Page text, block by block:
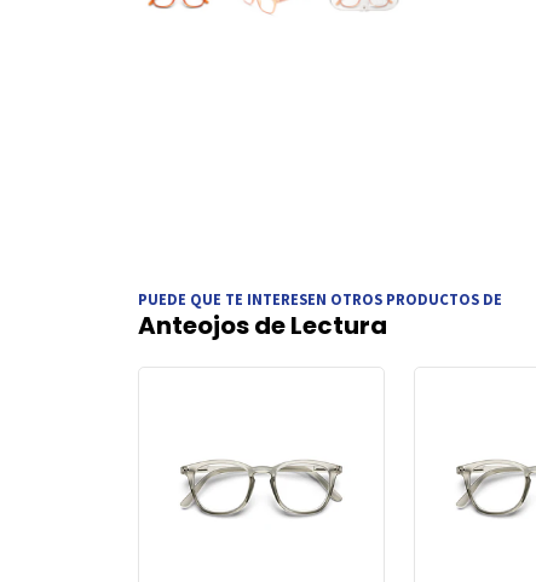
PUEDE QUE TE INTERESEN OTROS PRODUCTOS DE
Anteojos de Lectura